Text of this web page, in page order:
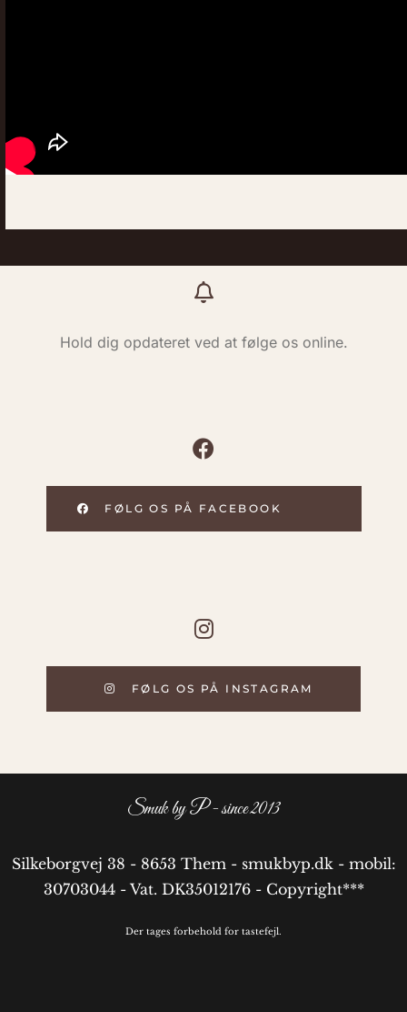
Hold dig opdateret ved at følge os online.
FØLG OS PÅ FACEBOOK
FØLG OS PÅ INSTAGRAM
Smuk by P - since 2013
Silkeborgvej 38 - 8653 Them - smukbyp.dk - mobil:
30703044 - Vat. DK35012176 - Copyright***
Der tages forbehold for tastefejl.